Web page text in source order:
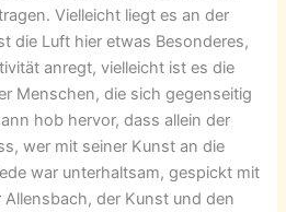
Vielleicht liegt es an der
die Luft hier etwas Besonderes,
anregt, vielleicht ist es die
Menschen, die sich gegenseitig
hob hervor, dass allein der
wer mit seiner Kunst an die
war unterhaltsam, gespickt mit
der Kunst und den